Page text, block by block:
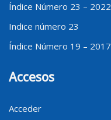
Índice Número 23 – 2022
Indice número 23
Índice Número 19 – 2017
Accesos
Acceder